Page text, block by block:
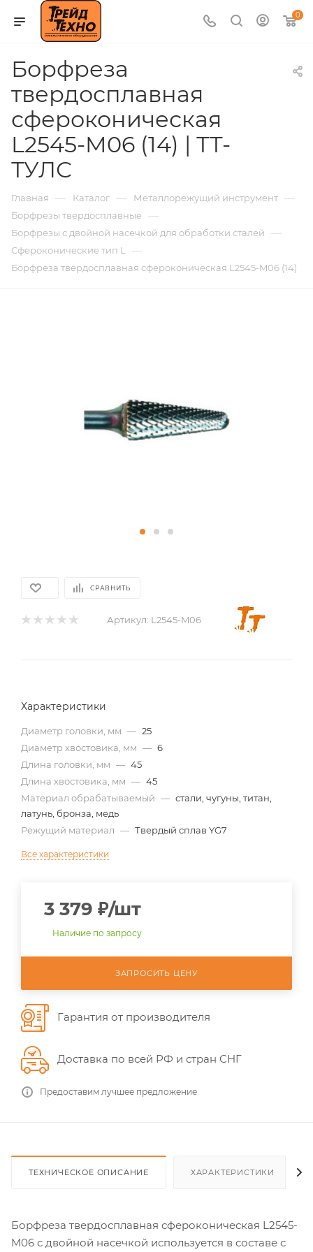
0
Борфреза
твердосплавная
сфероконическая
L2545-M06 (14) | ТТ-
ТУЛС
Главная — Каталог — Металлорежущий инструмент —
Борфрезы твердосплавные —
Борфрезы с двойной насечкой для обработки сталей —
Сфероконические тип L —
Борфреза твердосплавная сфероконическая L2545-M06 (14)
СРАВНИТЬ
Артикул: L2545-M06
Характеристики
Диаметр головки, мм — 25
Диаметр хвостовика, мм — 6
Длина головки, мм — 45
Длина хвостовика, мм — 45
Материал обрабатываемый — стали, чугуны, титан,
латунь, бронза, медь
Режущий материал — Твердый сплав YG7
Все характеристики
3 379 ₽/шт
Наличие по запросу
ЗАПРОСИТЬ ЦЕНУ
Гарантия от производителя
Доставка по всей РФ и стран СНГ
Предоставим лучшее предложение
ТЕХНИЧЕСКОЕ ОПИСАНИЕ ХАРАКТЕРИСТИКИ
Борфреза твердосплавная сфероконическая L2545-
M06 с двойной насечкой используется в составе с